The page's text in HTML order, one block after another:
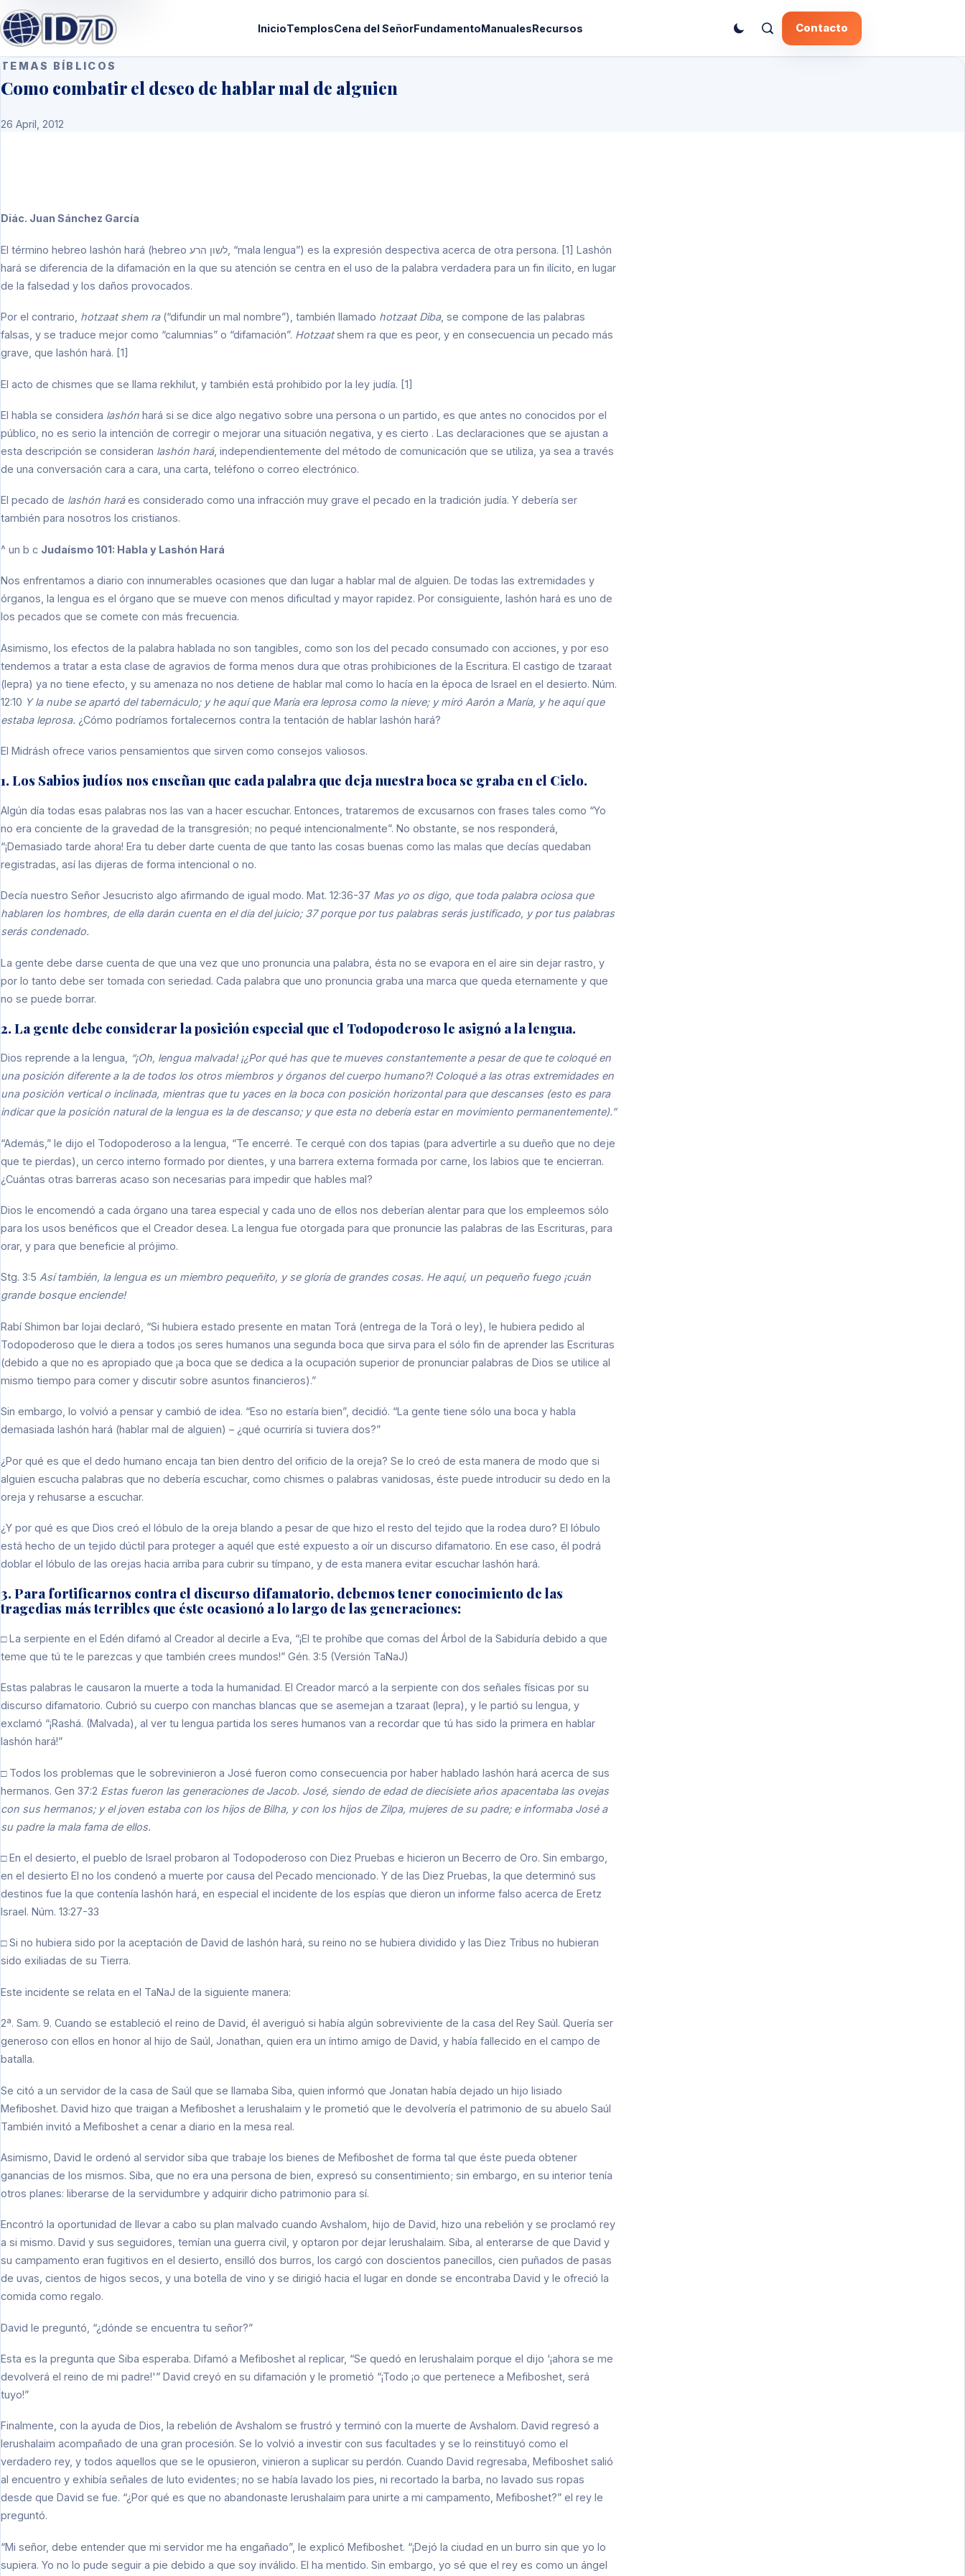
InicioTemplosCena del SeñorFundamentoManualesRecursos Contacto
TEMAS BÍBLICOS
Como combatir el deseo de hablar mal de alguien
26 April, 2012
Diác. Juan Sánchez García
El término hebreo lashón hará (hebreo לשון הרע, “mala lengua”) es la expresión despectiva acerca de otra persona. [1] Lashón
hará se diferencia de la difamación en la que su atención se centra en el uso de la palabra verdadera para un fin ilícito, en lugar
de la falsedad y los daños provocados.
Por el contrario, hotzaat shem ra(“difundir un mal nombre”), también llamado hotzaat Diba, se compone de las palabras
falsas, y se traduce mejor como “calumnias” o “difamación”. Hotzaatshem ra que es peor, y en consecuencia un pecado más
grave, que lashón hará. [1]
El acto de chismes que se llama rekhilut, y también está prohibido por la ley judía. [1]
El habla se considera lashón hará si se dice algo negativo sobre una persona o un partido, es que antes no conocidos por el
público, no es serio la intención de corregir o mejorar una situación negativa, y es cierto . Las declaraciones que se ajustan a
esta descripción se consideran lashón hará, independientemente del método de comunicación que se utiliza, ya sea a través
de una conversación cara a cara, una carta, teléfono o correo electrónico.
El pecado de lashón haráes considerado como una infracción muy grave el pecado en la tradición judía. Y debería ser
también para nosotros los cristianos.
^ un b c Judaísmo 101: Habla y Lashón Hará
Nos enfrentamos a diario con innumerables ocasiones que dan lugar a hablar mal de alguien. De todas las extremidades y
órganos, la lengua es el órgano que se mueve con menos dificultad y mayor rapidez. Por consiguiente, lashón hará es uno de
los pecados que se comete con más frecuencia.
Asimismo, los efectos de la palabra hablada no son tangibles, como son los del pecado consumado con acciones, y por eso
tendemos a tratar a esta clase de agravios de forma menos dura que otras prohibiciones de la Escritura. El castigo de tzaraat
(lepra) ya no tiene efecto, y su amenaza no nos detiene de hablar mal como lo hacía en la época de Israel en el desierto. Núm.
12:10 Y la nube se apartó del tabernáculo; y he aquí que María era leprosa como la nieve; y miró Aarón a María, y he aquí que
estaba leprosa. ¿Cómo podríamos fortalecernos contra la tentación de hablar lashón hará?
El Midrásh ofrece varios pensamientos que sirven como consejos valiosos.
1. Los Sabios judíos nos enseñan que cada palabra que deja nuestra boca se graba en el Cielo.
Algún día todas esas palabras nos las van a hacer escuchar. Entonces, trataremos de excusarnos con frases tales como “Yo
no era conciente de la gravedad de la transgresión; no pequé intencionalmente”. No obstante, se nos responderá,
“¡Demasiado tarde ahora! Era tu deber darte cuenta de que tanto las cosas buenas como las malas que decías quedaban
registradas, así las dijeras de forma intencional o no.
Decía nuestro Señor Jesucristo algo afirmando de igual modo. Mat. 12:36-37 Mas yo os digo, que toda palabra ociosa que
hablaren los hombres, de ella darán cuenta en el día del juicio; 37 porque por tus palabras serás justificado, y por tus palabras
serás condenado.
La gente debe darse cuenta de que una vez que uno pronuncia una palabra, ésta no se evapora en el aire sin dejar rastro, y
por lo tanto debe ser tomada con seriedad. Cada palabra que uno pronuncia graba una marca que queda eternamente y que
no se puede borrar.
2. La gente debe considerar la posición especial que el Todopoderoso le asignó a la lengua.
Dios reprende a la lengua,
“¡Oh, lengua malvada! ¡¿Por qué has que te mueves constantemente a pesar de que te coloqué en
una posición diferente a la de todos los otros miembros y órganos del cuerpo humano?! Coloqué a las otras extremidades en
una posición vertical o inclinada, mientras que tu yaces en la boca con posición horizontal para que descanses (esto es para
indicar que la posición natural de la lengua es la de descanso; y que esta no debería estar en movimiento permanentemente).”
“Además,” le dijo el Todopoderoso a la lengua, “Te encerré. Te cerqué con dos tapias (para advertirle a su dueño que no deje
que te pierdas), un cerco interno formado por dientes, y una barrera externa formada por carne, los labios que te encierran.
¿Cuántas otras barreras acaso son necesarias para impedir que hables mal?
Dios le encomendó a cada órgano una tarea especial y cada uno de ellos nos deberían alentar para que los empleemos sólo
para los usos benéficos que el Creador desea. La lengua fue otorgada para que pronuncie las palabras de las Escrituras, para
orar, y para que beneficie al prójimo.
Stg. 3:5 Así también, la lengua es un miembro pequeñito, y se gloría de grandes cosas. He aquí, un pequeño fuego ¡cuán
grande bosque enciende!
Rabí Shimon bar Iojai declaró, “Si hubiera estado presente en matan Torá (entrega de la Torá o ley), le hubiera pedido al
Todopoderoso que le diera a todos ¡os seres humanos una segunda boca que sirva para el sólo fin de aprender las Escrituras
(debido a que no es apropiado que ¡a boca que se dedica a la ocupación superior de pronunciar palabras de Dios se utilice al
mismo tiempo para comer y discutir sobre asuntos financieros).”
Sin embargo, lo volvió a pensar y cambió de idea. “Eso no estaría bien”, decidió. “La gente tiene sólo una boca y habla
demasiada lashón hará (hablar mal de alguien) – ¿qué ocurriría si tuviera dos?”
¿Por qué es que el dedo humano encaja tan bien dentro del orificio de la oreja? Se lo creó de esta manera de modo que si
alguien escucha palabras que no debería escuchar, como chismes o palabras vanidosas, éste puede introducir su dedo en la
oreja y rehusarse a escuchar.
¿Y por qué es que Dios creó el lóbulo de la oreja blando a pesar de que hizo el resto del tejido que la rodea duro? El lóbulo
está hecho de un tejido dúctil para proteger a aquél que esté expuesto a oír un discurso difamatorio. En ese caso, él podrá
doblar el lóbulo de las orejas hacia arriba para cubrir su tímpano, y de esta manera evitar escuchar lashón hará.
3. Para fortificarnos contra el discurso difamatorio, debemos tener conocimiento de las
tragedias más terribles que éste ocasionó a lo largo de las generaciones:
□ La serpiente en el Edén difamó al Creador al decirle a Eva, “¡El te prohíbe que comas del Árbol de la Sabiduría debido a que
teme que tú te le parezcas y que también crees mundos!” Gén. 3:5 (Versión TaNaJ)
Estas palabras le causaron la muerte a toda la humanidad. El Creador marcó a la serpiente con dos señales físicas por su
discurso difamatorio. Cubrió su cuerpo con manchas blancas que se asemejan a tzaraat (lepra), y le partió su lengua, y
exclamó “¡Rashá. (Malvada), al ver tu lengua partida los seres humanos van a recordar que tú has sido la primera en hablar
lashón hará!”
□ Todos los problemas que le sobrevinieron a José fueron como consecuencia por haber hablado lashón hará acerca de sus
hermanos. Gen 37:2 Estas fueron las generaciones de Jacob. José, siendo de edad de diecisiete años apacentaba las ovejas
con sus hermanos; y el joven estaba con los hijos de Bilha, y con los hijos de Zilpa, mujeres de su padre; e informaba José a
su padre la mala fama de ellos.
□ En el desierto, el pueblo de Israel probaron al Todopoderoso con Diez Pruebas e hicieron un Becerro de Oro. Sin embargo,
en el desierto El no los condenó a muerte por causa del Pecado mencionado. Y de las Diez Pruebas, la que determinó sus
destinos fue la que contenía lashón hará, en especial el incidente de los espías que dieron un informe falso acerca de Eretz
Israel. Núm. 13:27-33
□ Si no hubiera sido por la aceptación de David de lashón hará, su reino no se hubiera dividido y las Diez Tribus no hubieran
sido exiliadas de su Tierra.
Este incidente se relata en el TaNaJ de la siguiente manera:
2ª. Sam. 9. Cuando se estableció el reino de David, él averiguó si había algún sobreviviente de la casa del Rey Saúl. Quería ser
generoso con ellos en honor al hijo de Saúl, Jonathan, quien era un íntimo amigo de David, y había fallecido en el campo de
batalla.
Se citó a un servidor de la casa de Saúl que se llamaba Siba, quien informó que Jonatan había dejado un hijo lisiado
Mefiboshet. David hizo que traigan a Mefiboshet a Ierushalaim y le prometió que le devolvería el patrimonio de su abuelo Saúl
También invitó a Mefiboshet a cenar a diario en la mesa real.
Asimismo, David le ordenó al servidor siba que trabaje los bienes de Mefiboshet de forma tal que éste pueda obtener
ganancias de los mismos. Siba, que no era una persona de bien, expresó su consentimiento; sin embargo, en su interior tenía
otros planes: liberarse de la servidumbre y adquirir dicho patrimonio para sí.
Encontró la oportunidad de llevar a cabo su plan malvado cuando Avshalom, hijo de David, hizo una rebelión y se proclamó rey
a si mismo. David y sus seguidores, temían una guerra civil, y optaron por dejar Ierushalaim. Siba, al enterarse de que David y
su campamento eran fugitivos en el desierto, ensilló dos burros, los cargó con doscientos panecillos, cien puñados de pasas
de uvas, cientos de higos secos, y una botella de vino y se dirigió hacia el lugar en donde se encontraba David y le ofreció la
comida como regalo.
David le preguntó, “¿dónde se encuentra tu señor?”
Esta es la pregunta que Siba esperaba. Difamó a Mefiboshet al replicar, “Se quedó en Ierushalaim porque el dijo ‘¡ahora se me
devolverá el reino de mi padre!'” David creyó en su difamación y le prometió “¡Todo ¡o que pertenece a Mefiboshet, será
tuyo!”
Finalmente, con la ayuda de Dios, la rebelión de Avshalom se frustró y terminó con la muerte de Avshalom. David regresó a
Ierushalaim acompañado de una gran procesión. Se lo volvió a investir con sus facultades y se lo reinstituyó como el
verdadero rey, y todos aquellos que se le opusieron, vinieron a suplicar su perdón. Cuando David regresaba, Mefiboshet salió
al encuentro y exhibía señales de luto evidentes; no se había lavado los pies, ni recortado la barba, no lavado sus ropas
desde que David se fue. “¿Por qué es que no abandonaste Ierushalaim para unirte a mi campamento, Mefiboshet?” el rey le
preguntó.
“Mi señor, debe entender que mi servidor me ha engañado”, le explicó Mefiboshet. “¡Dejó la ciudad en un burro sin que yo lo
supiera. Yo no lo pude seguir a pie debido a que soy inválido. El ha mentido. Sin embargo, yo sé que el rey es como un ángel